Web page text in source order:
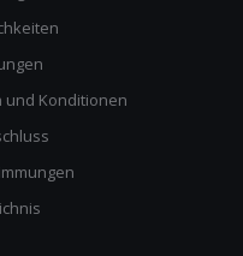
und Konditionen